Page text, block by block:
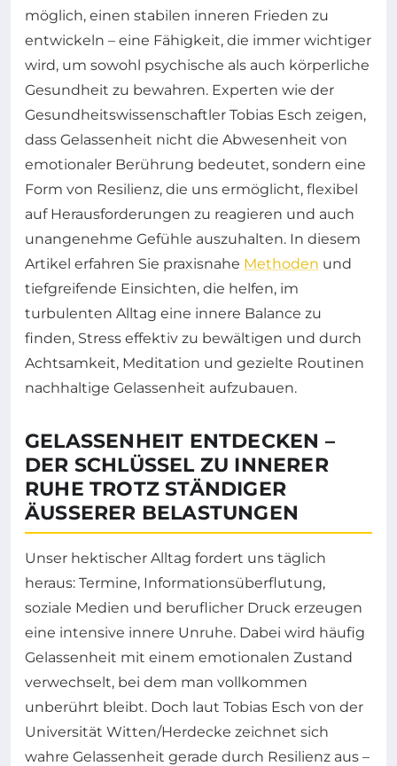
möglich, einen stabilen inneren Frieden zu
entwickeln – eine Fähigkeit, die immer wichtiger
wird, um sowohl psychische als auch körperliche
Gesundheit zu bewahren. Experten wie der
Gesundheitswissenschaftler Tobias Esch zeigen,
dass Gelassenheit nicht die Abwesenheit von
emotionaler Berührung bedeutet, sondern eine
Form von Resilienz, die uns ermöglicht, flexibel
auf Herausforderungen zu reagieren und auch
unangenehme Gefühle auszuhalten. In diesem
Artikel erfahren Sie praxisnahe Methoden und
tiefgreifende Einsichten, die helfen, im
turbulenten Alltag eine innere Balance zu
finden, Stress effektiv zu bewältigen und durch
Achtsamkeit, Meditation und gezielte Routinen
nachhaltige Gelassenheit aufzubauen.
GELASSENHEIT ENTDECKEN –
DER SCHLÜSSEL ZU INNERER
RUHE TROTZ STÄNDIGER
ÄUSSERER BELASTUNGEN
Unser hektischer Alltag fordert uns täglich
heraus: Termine, Informationsüberflutung,
soziale Medien und beruflicher Druck erzeugen
eine intensive innere Unruhe. Dabei wird häufig
Gelassenheit mit einem emotionalen Zustand
verwechselt, bei dem man vollkommen
unberührt bleibt. Doch laut Tobias Esch von der
Universität Witten/Herdecke zeichnet sich
wahre Gelassenheit gerade durch Resilienz aus –